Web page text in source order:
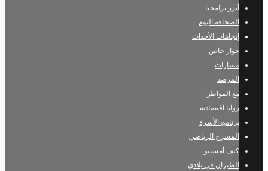
أبرز برامجنا
الصحافة اليوم
إتجاهات الأحداث
حوار خاص
مسارات
المرصد
مع المواطن
زوايا اقتصادية
برنامج الأسرة
المسرح الرياضي
كيف أمسيتو
الطيران في بلادي